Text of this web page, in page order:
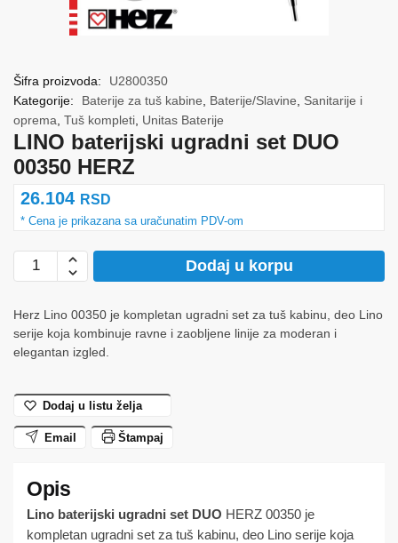
LINO baterijski ugradni set DUO
00350 HERZ
26.104 RSD
Herz Lino 00350 je kompletan ugradni set za tuš kabinu, deo Lino
serije koja kombinuje ravne i zaobljene linije za moderan i
elegantan izgled.
LINO
baterijski
set
DUO
količina
Dodaj u korpu
Šifra proizvoda:
U2800350
Kategorije:
Baterije za tuš kabine Baterije/Slavine
Sanitarije i
oprema Tuš kompleti Unitas Baterije
Dodaj u listu želja
Email Štampaj
Lino baterijski ugradni set DUO HERZ 00350 je
kompletan ugradni set za tuš kabinu, deo Lino serije koja